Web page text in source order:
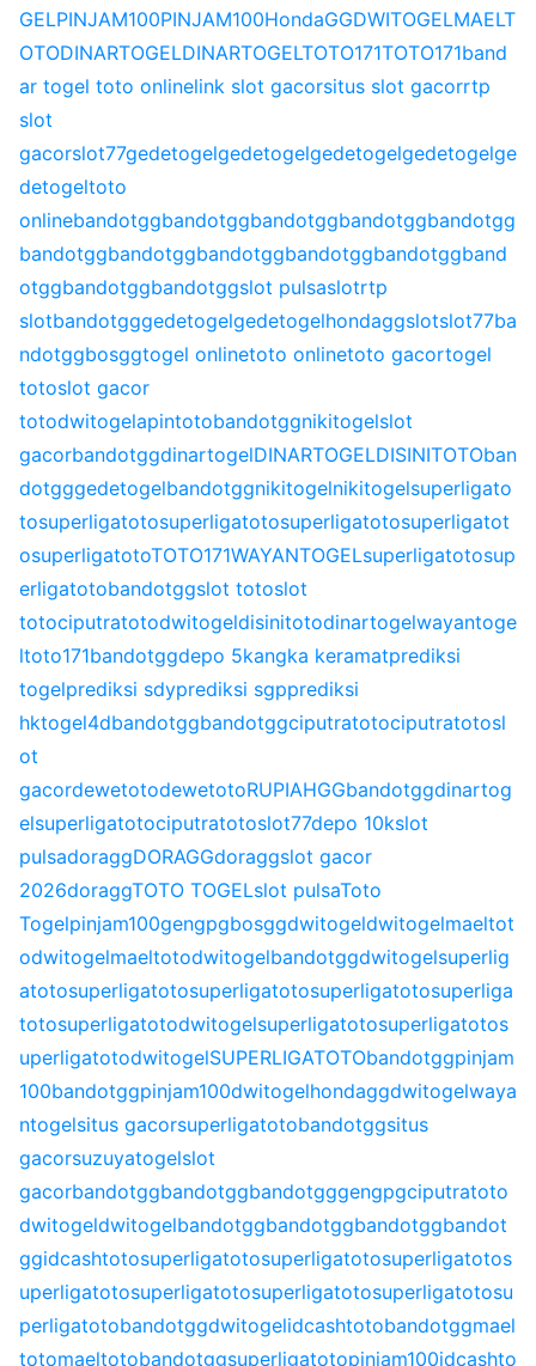
GELPINJAM100PINJAM100HondaGGDWITOGELMAELT
OTODINARTOGELDINARTOGELTOTO171TOTO171band
ar togel toto onlinelink slot gacorsitus slot gacorrtp
slot
gacorslot77gedetogelgedetogelgedetogelgedetogelge
detogeltoto
onlinebandotggbandotggbandotggbandotggbandotgg
bandotggbandotggbandotggbandotggbandotggband
otggbandotggbandotggslot pulsaslotrtp
slotbandotgggedetogelgedetogelhondaggslotslot77ba
ndotggbosggtogel onlinetoto onlinetoto gacortogel
totoslot gacor
totodwitogelapintotobandotggnikitogelslot
gacorbandotggdinartogelDINARTOGELDISINITOTOban
dotgggedetogelbandotggnikitogelnikitogelsuperligato
tosuperligatotosuperligatotosuperligatotosuperligatot
osuperligatotoTOTO171WAYANTOGELsuperligatotosup
erligatotobandotggslot totoslot
totociputratotodwitogeldisinitotodinartogelwayantoge
ltoto171bandotggdepo 5kangka keramatprediksi
togelprediksi sdyprediksi sgpprediksi
hktogel4dbandotggbandotggciputratotociputratotosl
ot
gacordewetotodewetotoRUPIAHGGbandotggdinartog
elsuperligatotociputratotoslot77depo 10kslot
pulsadoraggDORAGGdoraggslot gacor
2026doraggTOTO TOGELslot pulsaToto
Togelpinjam100gengpgbosggdwitogeldwitogelmaeltot
odwitogelmaeltotodwitogelbandotggdwitogelsuperlig
atotosuperligatotosuperligatotosuperligatotosuperliga
totosuperligatotodwitogelsuperligatotosuperligatotos
uperligatotodwitogelSUPERLIGATOTObandotggpinjam
100bandotggpinjam100dwitogelhondaggdwitogelwaya
ntogelsitus gacorsuperligatotobandotggsitus
gacorsuzuyatogelslot
gacorbandotggbandotggbandotgggengpgciputratoto
dwitogeldwitogelbandotggbandotggbandotggbandot
ggidcashtotosuperligatotosuperligatotosuperligatotos
uperligatotosuperligatotosuperligatotosuperligatotosu
perligatotobandotggdwitogelidcashtotobandotggmael
totomaeltotobandotggsuperligatotopinjam100idcashto